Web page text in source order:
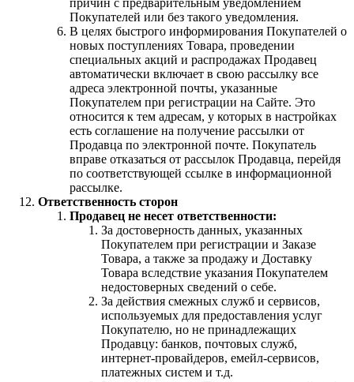
Покупателей или без такого уведомления.
В целях быстрого информирования Покупателей о
новых поступлениях Товара, проведении
специальных акций и распродажах Продавец
автоматически включает в свою рассылку все
адреса электронной почты, указанные
Покупателем при регистрации на Сайте. Это
относится к тем адресам, у которых в настройках
есть соглашение на получение рассылки от
Продавца по электронной почте. Покупатель
вправе отказаться от рассылок Продавца, перейдя
по соответствующей ссылке в информационной
рассылке.
Ответственность сторон
Продавец не несет ответственности:
За достоверность данных, указанных
Покупателем при регистрации и Заказе
Товара, а также за продажу и Доставку
Товара вследствие указания Покупателем
недостоверных сведений о себе.
За действия смежных служб и сервисов,
используемых для предоставления услуг
Покупателю, но не принадлежащих
Продавцу: банков, почтовых служб,
интернет-провайдеров, емейл-сервисов,
платежных систем и т.д.